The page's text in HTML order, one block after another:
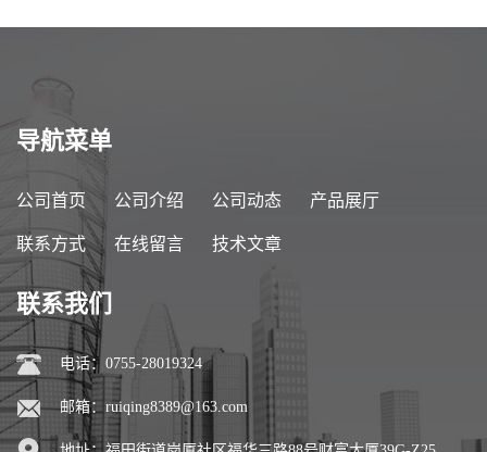
导航菜单
公司首页 公司介绍 公司动态 产品展厅
联系方式 在线留言 技术文章
联系我们
电话：0755-28019324
邮箱： ruiqing8389@163.com